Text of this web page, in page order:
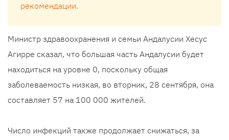
рекомендации.
Министр здравоохранения и семьи Андалусии Хесус
Агирре сказал, что большая часть Андалусии будет
находиться на уровне 0, поскольку общая
заболеваемость низкая, во вторник, 28 сентября, она
составляет 57 на 100 000 жителей.
Число инфекций также продолжает снижаться, за